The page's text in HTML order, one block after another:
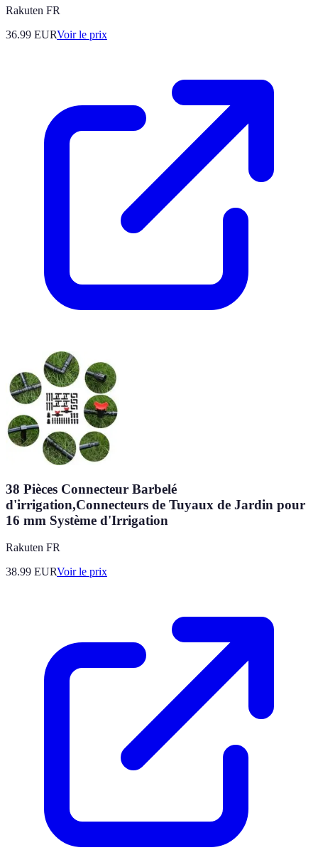
Rakuten FR
36.99 EURVoir le prix
38 Pièces Connecteur Barbelé
d'irrigation,Connecteurs de Tuyaux de Jardin pour
16 mm Système d'Irrigation
Rakuten FR
38.99 EURVoir le prix